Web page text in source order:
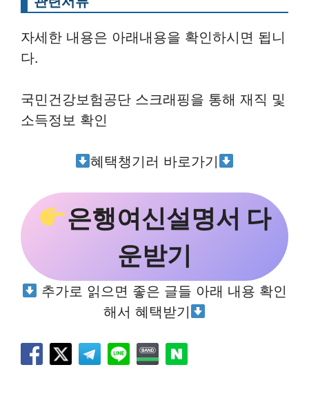
자세한 내용은 아래내용을 확인하시면 됩니
다.
국민건강보험공단 스크래핑을 통해 재직 및
소득정보 확인
혜택챙기러 바로가기
은행여신설명서 다
운받기
추가로 읽으면 좋은 글들 아래 내용 확인
해서 혜택받기